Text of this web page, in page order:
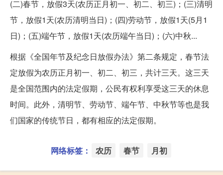
(二)春节，放假3天(农历正月初一、初二、初三)；(三)清明
节，放假1天(农历清明当日)；(四)劳动节，放假1天(5月1
日)；(五)端午节，放假1天(农历端午当日)；(六)中秋...
根据《全国年节及纪念日放假办法》第二条规定，春节法
定放假为农历正月初一、初二、初三，共计三天。这三天
是全国范围内的法定假期，公民有权利享受这三天的休息
时间。此外，清明节、劳动节、端午节、中秋节等也是我
们国家的传统节日，都有相应的法定假期。
网络标签： 农历 春节 月初